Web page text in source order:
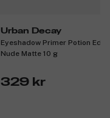
Urban Decay
Eyeshadow Primer Potion Eden
Nude Matte 10 g
329 kr